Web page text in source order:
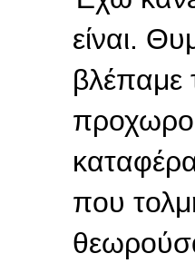
είναι.
βλέπαμε
που